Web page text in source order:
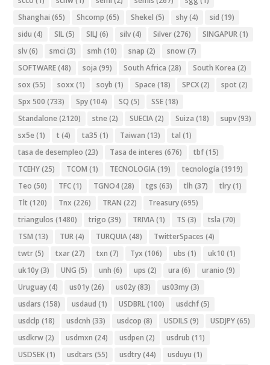
Shanghai (65) Shcomp (65) Shekel (5) shy(4) sid (19)
sidu (4) SIL(5) SILJ (6) silv(4) Silver(276) SINGAPUR(1)
slv(6) smci (3) smh (10) snap (2) snow(7)
SOFTWARE(48) soja (99) South Africa (28) South Korea (2)
sox (55) soxx (1) soyb (1) Space (18) SPCX(2) spot (2)
Spx 500 (733) Spy(104) SQ (5) SSE(18)
Standalone (2120) stne (2) SUECIA(2) Suiza (18) supv(93)
sx5e (1) t (4) ta35 (1) Taiwan (13) tal (1)
tasa de desempleo (23) Tasa de interes (676) tbf(15)
TCEHY(25) TCOM (1) TECNOLOGIA(19) tecnología (1919)
Teo (50) TFC(1) TGNO4(28) tgs (63) tlh (37) tlry(1)
Tlt (120) Tnx (226) TRAN (22) Treasury(695)
triangulos (1480) trigo (39) TRIVIA(1) TS (3) tsla (70)
TSM (13) TUR(4) TURQUIA(48) TwitterSpaces (4)
twtr(5) txar(27) txn (7) Tyx (106) ubs (1) uk10 (1)
uk10y(3) UNG (5) unh (6) ups (2) ura (6) uranio (9)
Uruguay(4) us01y(26) us02y(83) us03my(3)
usdars (158) usdaud (1) USDBRL(100) usdchf(5)
usdclp (18) usdcnh (33) usdcop (8) USDILS (9) USDJPY(65)
usdkrw(2) usdmxn (24) usdpen (2) usdrub (11)
USDSEK(1) usdtars (55) usdtry(44) usduyu (1)